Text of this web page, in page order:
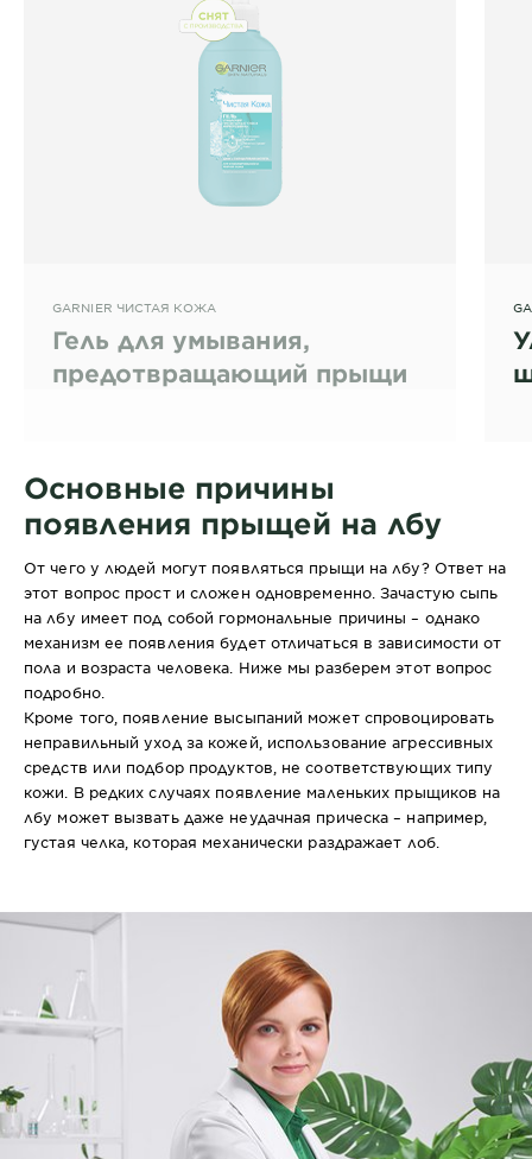
GARNIER ЧИСТАЯ КОЖА
Гель для умывания,
предотвращающий прыщи
Основные причины
появления прыщей на лбу
От чего у людей могут появляться прыщи на лбу? Ответ на
этот вопрос прост и сложен одновременно. Зачастую сыпь
на лбу имеет под собой гормональные причины – однако
механизм ее появления будет отличаться в зависимости от
пола и возраста человека. Ниже мы разберем этот вопрос
подробно.
Кроме того, появление высыпаний может спровоцировать
неправильный уход за кожей, использование агрессивных
средств или подбор продуктов, не соответствующих типу
кожи. В редких случаях появление маленьких прыщиков на
лбу может вызвать даже неудачная прическа – например,
густая челка, которая механически раздражает лоб.